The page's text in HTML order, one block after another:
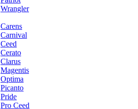
Wrangler
Carens
Carnival
Ceed
Cerato
Clarus
Magentis
Optima
Picanto
Pride
Pro Ceed